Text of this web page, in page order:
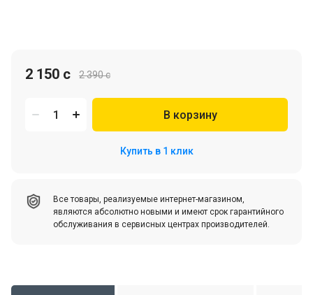
2 390 c
2 150 c
В корзину
Купить в 1 клик
Все товары, реализуемые интернет-магазином,
являются абсолютно новыми и имеют срок гарантийного
обслуживания в сервисных центрах производителей.